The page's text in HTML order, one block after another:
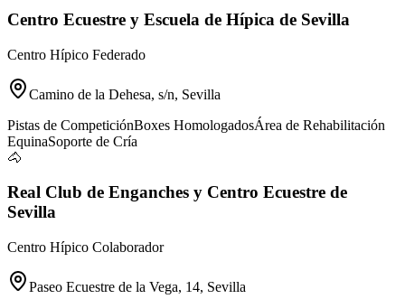
Centro Ecuestre y Escuela de Hípica de Sevilla
Centro Hípico Federado
Camino de la Dehesa, s/n, Sevilla
Pistas de CompeticiónBoxes HomologadosÁrea de Rehabilitación
EquinaSoporte de Cría
🐴
Real Club de Enganches y Centro Ecuestre de
Sevilla
Centro Hípico Colaborador
Paseo Ecuestre de la Vega, 14, Sevilla